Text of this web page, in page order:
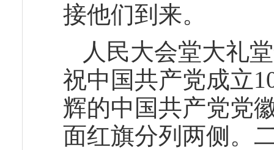
接他们到来。
人民大会堂大礼
祝中国共产党成立
辉的中国共产党党
面红旗分列两侧。